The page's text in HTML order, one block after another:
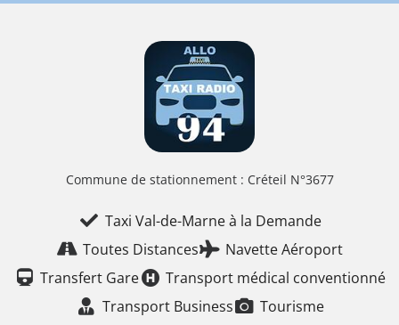
Commune de stationnement : Créteil N°3677
Taxi Val-de-Marne à la Demande
Toutes Distances
Navette Aéroport
Transfert Gare
Transport médical conventionné
Transport Business
Tourisme